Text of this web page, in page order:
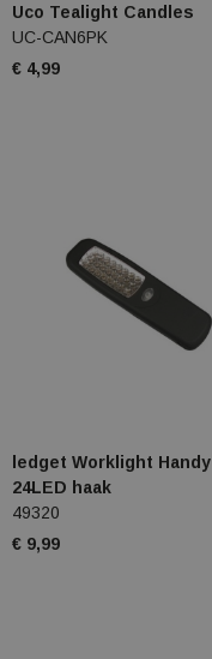
Uco Tealight Candles
UC-CAN6PK
€ 4,99
ledget Worklight Handy
24LED haak
49320
€ 9,99